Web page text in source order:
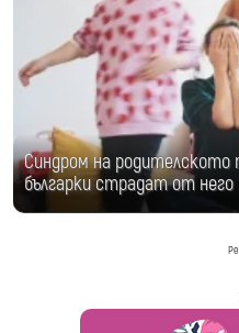
Синдром на родителското
българки страдат от него